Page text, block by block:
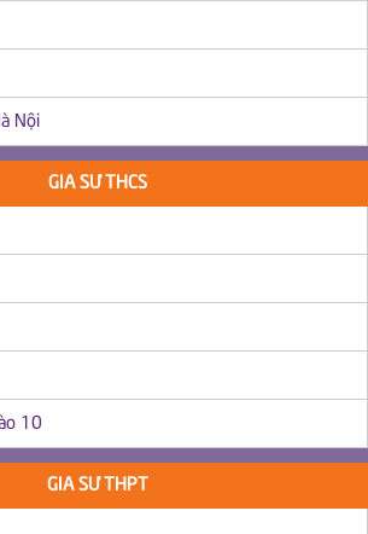
Nội
GIA SƯ THCS
10
GIA SƯ THPT